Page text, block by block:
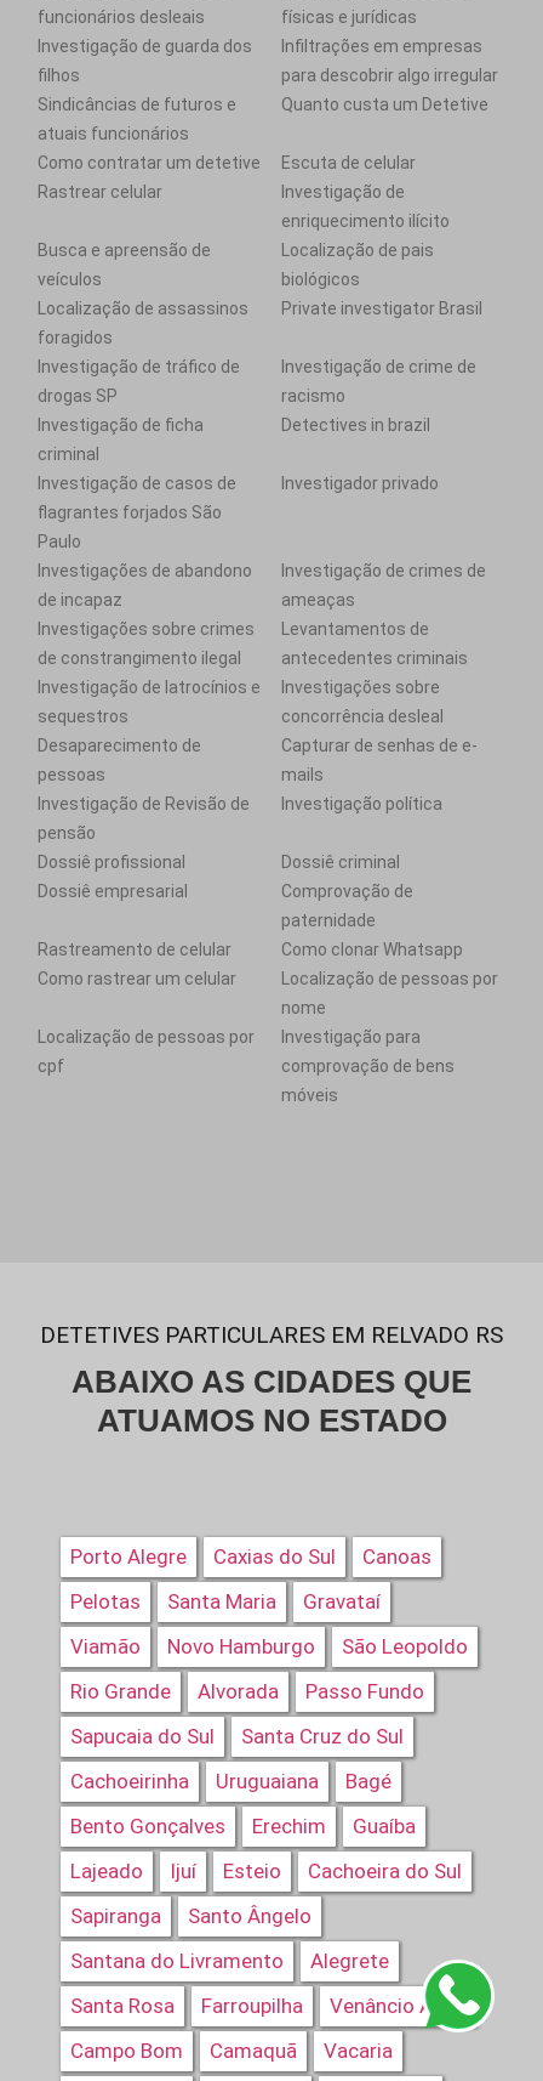
funcionários desleais
físicas e jurídicas
Investigação de guarda dos
filhos
Infiltrações em empresas
para descobrir algo irregular
Sindicâncias de futuros e
atuais funcionários
Quanto custa um Detetive
Como contratar um detetive
Escuta de celular
Rastrear celular
Investigação de
enriquecimento ilícito
Busca e apreensão de
veículos
Localização de pais
biológicos
Localização de assassinos
foragidos
Private investigator Brasil
Investigação de tráfico de
drogas SP
Investigação de crime de
racismo
Investigação de ficha
criminal
Detectives in brazil
Investigação de casos de
flagrantes forjados São
Paulo
Investigador privado
Investigações de abandono
de incapaz
Investigação de crimes de
ameaças
Investigações sobre crimes
de constrangimento ilegal
Levantamentos de
antecedentes criminais
Investigação de latrocínios e
sequestros
Investigações sobre
concorrência desleal
Desaparecimento de
pessoas
Capturar de senhas de e-
mails
Investigação de Revisão de
pensão
Investigação política
Dossiê profissional
Dossiê criminal
Dossiê empresarial
Comprovação de
paternidade
Rastreamento de celular
Como clonar Whatsapp
Como rastrear um celular
Localização de pessoas por
nome
Localização de pessoas por
cpf
Investigação para
comprovação de bens
móveis
DETETIVES PARTICULARES EM RELVADO RS
ABAIXO AS CIDADES QUE
ATUAMOS NO ESTADO
Porto Alegre Caxias do Sul
Canoas
Pelotas
Santa Maria
Gravataí
Viamão
Novo Hamburgo
São Leopoldo
Rio Grande
Alvorada
Passo Fundo
Sapucaia do Sul
Santa Cruz do Sul
Cachoeirinha
Uruguaiana
Bagé
Bento Gonçalves
Erechim
Guaíba
Lajeado
Ijuí Esteio
Cachoeira do Sul
Sapiranga
Santo Ângelo
Santana do Livramento
Alegrete
Santa Rosa
Farroupilha
Venâncio Aires
Campo Bom
Camaquã Vacaria